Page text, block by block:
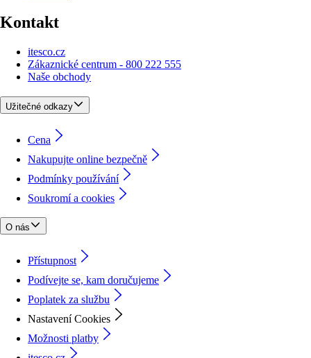
Kontakt
itesco.cz
Zákaznické centrum - 800 222 555
Naše obchody
Užitečné odkazy
Cena
Nakupujte online bezpečně
Podmínky používání
Soukromí a cookies
O nás
Přístupnost
Podívejte se, kam doručujeme
Poplatek za službu
Nastavení Cookies
Možnosti platby